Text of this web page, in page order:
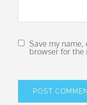
Save my
browser for the